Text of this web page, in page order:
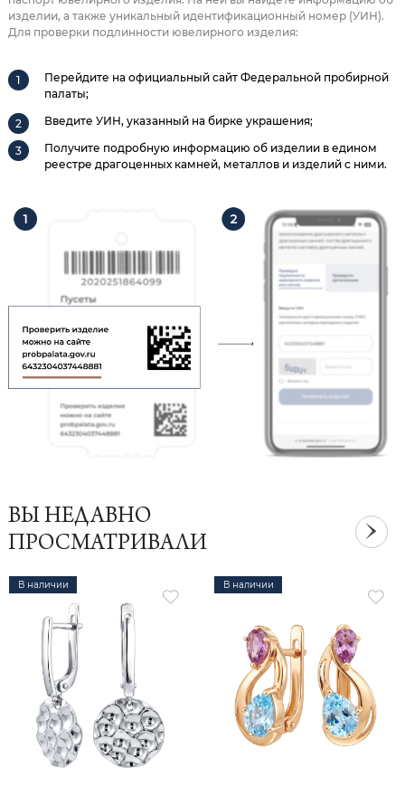
изделии, а также уникальный идентификационный номер (УИН).
Для проверки подлинности ювелирного изделия:
Перейдите на официальный сайт Федеральной пробирной
палаты;
Введите УИН, указанный на бирке украшения;
Получите подробную информацию об изделии в едином
реестре драгоценных камней, металлов и изделий с ними.
ВЫ НЕДАВНО
ПРОСМАТРИВАЛИ
В наличии В наличии